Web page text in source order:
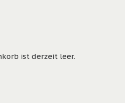
ist derzeit leer.